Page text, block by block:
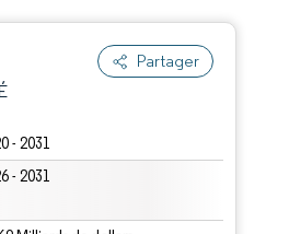
Partager
- 2031
- 2031